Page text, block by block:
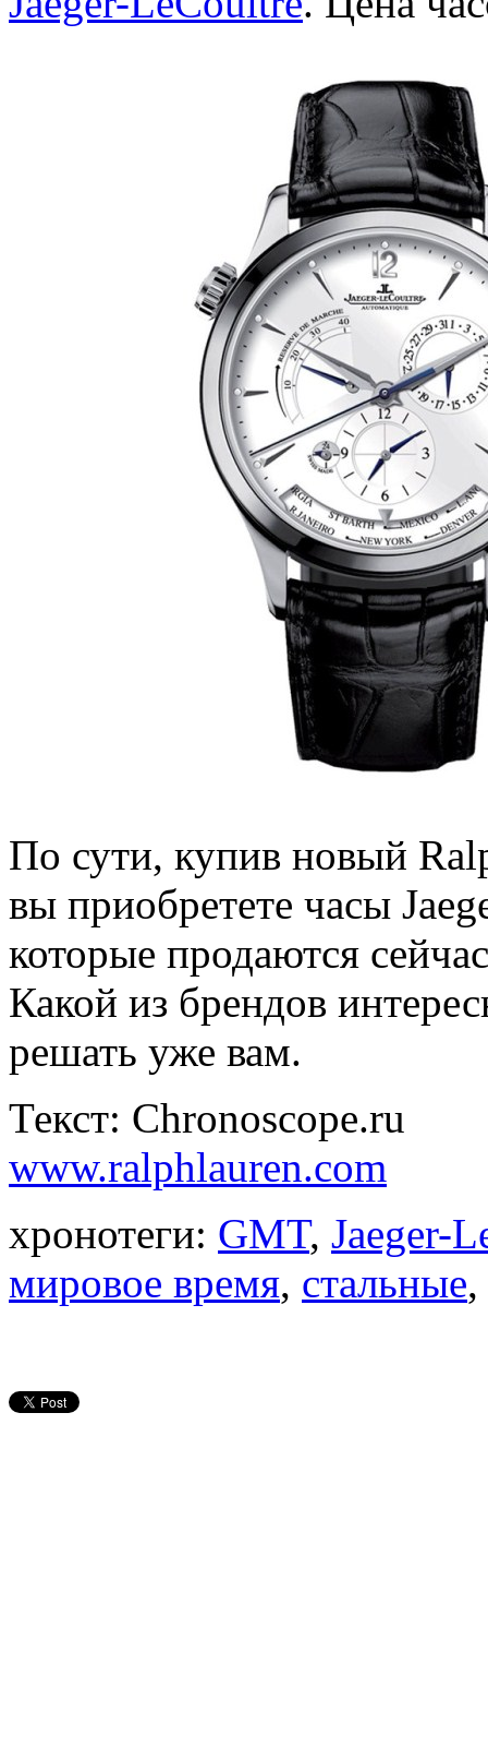
По сути, купив новый
вы приобретете часы
которые продаются
Какой из брендов
решать уже вам.
Текст: Chronoscope.ru
www.ralphlauren.com
хронотеги: GMT, Jaeger-
мировое время, стальные,